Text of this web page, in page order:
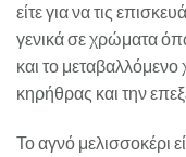
είτε για να τις
γενικά σε χρώματα
και το μεταβαλλόμενο
κηρήθρας και την
Το αγνό μελισσοκέρι